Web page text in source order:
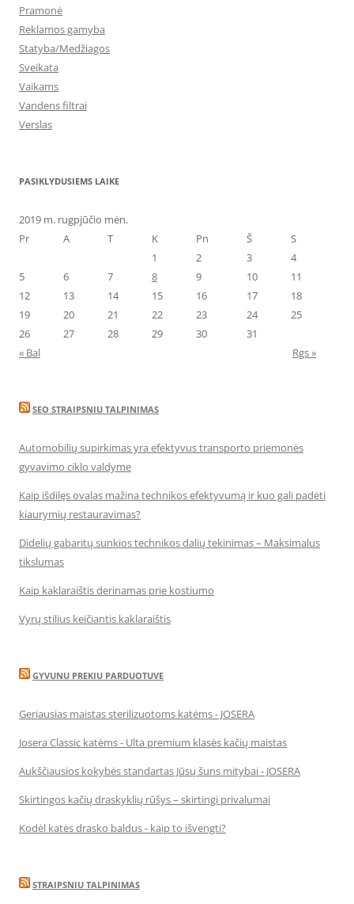
Pramonė
Reklamos gamyba
Statyba/Medžiagos
Sveikata
Vaikams
Vandens filtrai
Verslas
PASIKLYDUSIEMS LAIKE
2019 m. rugpjūčio mėn.
Pr
A T K Pn Š
S
1
2 3
4
5
6 7 8 9 10
11
12
13 14 15 16 17
18
19
20 21 22 23 24
25
26
27 28 29 30
31
« Bal
Rgs »
SEO STRAIPSNIU TALPINIMAS
Automobilių supirkimas yra efektyvus transporto priemonės
gyvavimo ciklo valdyme
Kaip išdilęs ovalas mažina technikos efektyvumą ir kuo gali padėti
kiaurymių restauravimas?
Didelių gabaritų sunkios technikos dalių tekinimas – Maksimalus
tikslumas
Kaip kaklaraištis derinamas prie kostiumo
Vyrų stilius keičiantis kaklaraištis
GYVUNU PREKIU PARDUOTUVE
Geriausias maistas sterilizuotoms katėms - JOSERA
Josera Classic katėms - Ulta premium klasės kačių maistas
Aukščiausios kokybės standartas Jūsų šuns mitybai - JOSERA
Skirtingos kačių draskyklių rūšys – skirtingi privalumai
Kodėl katės drasko baldus - kaip to išvengti?
STRAIPSNIU TALPINIMAS